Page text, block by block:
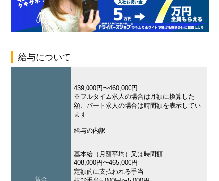
給与について
賃金
439,000円〜460,000円
※フルタイム求人の場合は月額に換算した
額、パート求人の場合は時間額を表示してい
ます
給与の内訳
基本給（月額平均）又は時間額
408,000円〜465,000円
定額的に支払われる手当